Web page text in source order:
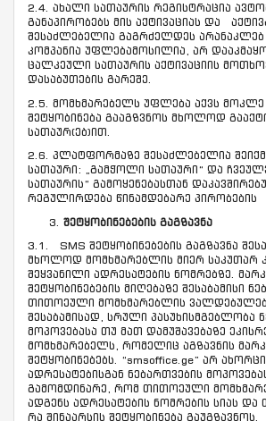
2.4. ახალი სათაურის რეგისტრაცია
განაპირობებს მის აქტივაციას და
შესაძლებელია გაგრძელდეს არანაკლებ
კომპანია უფლებამოსილია, არ
ცალკეული სათაურის აქტივაციის
დასაბუთების გარეშე.
2.5. მომხმარებელს უფლება აქვს მოკლე
შეტყობინება გააგზვნოს მხოლოდ
სათაურ(ებ)ით.
2.6. პლატფორმაზე შესაძლებელია
სათაური: „გამჭოლი სათაური“ და
სათაურის“ გამოყენებასთან
რეგულირდება წინამდებარე პირობების
შეტყობინებების გაგზავნა
3.1. SMS შეტყობინებების გაგზავნა
მხოლოდ მომხმარებლის მიერ საკუთარ
შეყვანილი ადრესატების ნომრებზე.
შეტყობინებების მიღებაზე შესაბამისი
თითოეული მომხმარებლის
შესაბამისად, სრული პასუხისმგებლობა
მოპოვებასა თუ მათ დამუშავებაზე
მომხმარებელს, რომელიც აგზავნის
შეტყობინებებს. “smsoffice.ge” არ
ადრესატებისგან ნებართვების
გამომდინარე, რომ თითოეული
ადგენს ადრესატების ნომრების სიას და
რა შინაარსის შეტყობინება გაუგზავნოს.